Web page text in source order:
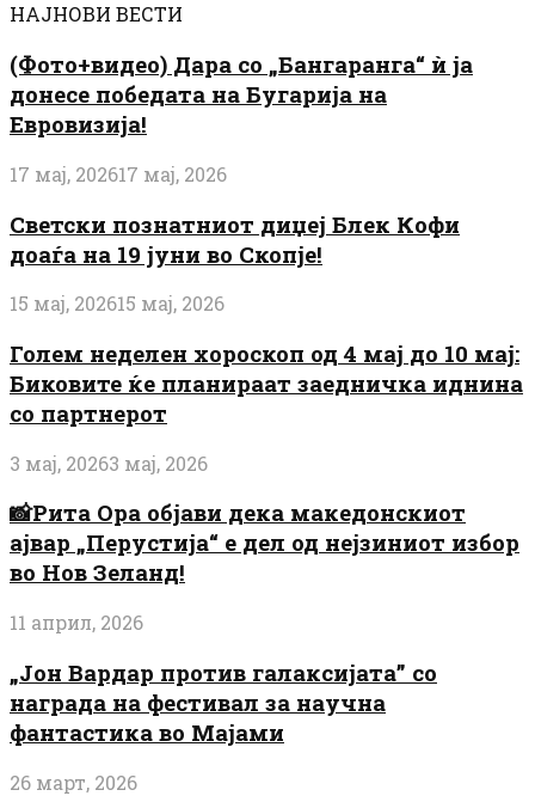
НАЈНОВИ ВЕСТИ
(Фото+видео) Дара со „Бангаранга“ ѝ ја
донесе победата на Бугарија на
Евровизија!
17 мај, 202617 мај, 2026
Светски познатниот диџеј Блек Кофи
доаѓа на 19 јуни во Скопје!
15 мај, 202615 мај, 2026
Голем неделен хороскоп од 4 мај до 10 мај:
Биковите ќе планираат заедничка иднина
со партнерот
3 мај, 20263 мај, 2026
📸Рита Ора објави дека македонскиот
ајвар „Перустија“ е дел од нејзиниот избор
во Нов Зеланд!
11 април, 2026
„Јон Вардар против галаксијата” со
награда на фестивал за научна
фантастика во Мајами
26 март, 2026